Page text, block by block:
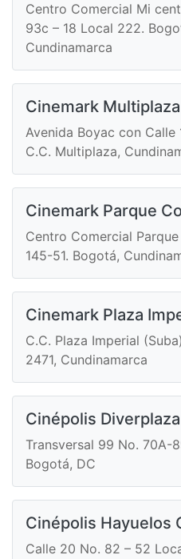
Centro Comercial Mi
93c – 18 Local 222.
Cundinamarca
Cinemark Multiplaza
Avenida Boyac con Calle
C.C. Multiplaza,
Cinemark Parque
Centro Comercial
145-51. Bogotá,
Cinemark Plaza
C.C. Plaza Imperial
2471, Cundinamarca
Cinépolis Diverplaza
Transversal 99 No. 70A-
Bogotá, DC
Cinépolis Hayuelos
Calle 20 No. 82 – 52